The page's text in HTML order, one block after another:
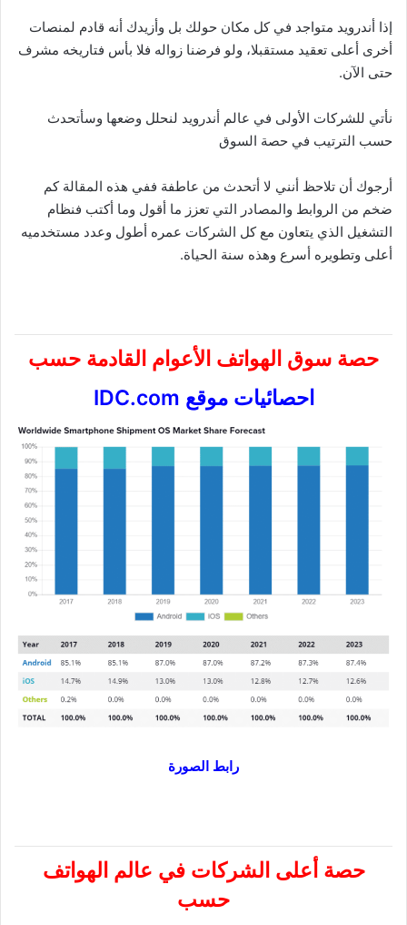
إذا أندرويد متواجد في كل مكان حولك بل وأزيدك أنه قادم لمنصات
أخرى أعلى تعقيد مستقبلا، ولو فرضنا زواله فلا بأس فتاريخه مشرف
حتى الآن.
نأتي للشركات الأولى في عالم أندرويد لنحلل وضعها وسأتحدث
حسب الترتيب في حصة السوق
أرجوك أن تلاحظ أنني لا أتحدث من عاطفة ففي هذه المقالة كم
ضخم من الروابط والمصادر التي تعزز ما أقول وما أكتب فنظام
التشغيل الذي يتعاون مع كل الشركات عمره أطول وعدد مستخدميه
أعلى وتطويره أسرع وهذه سنة الحياة.
حصة سوق الهواتف الأعوام القادمة حسب
احصائيات موقع IDC.com
رابط الصورة
حصة أعلى الشركات في عالم الهواتف
حسب